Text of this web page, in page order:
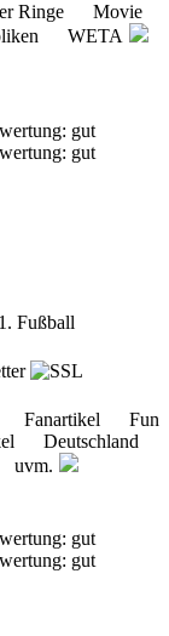
Ringe Movie
WETA
Fußball
Fanartikel Fun
Deutschland